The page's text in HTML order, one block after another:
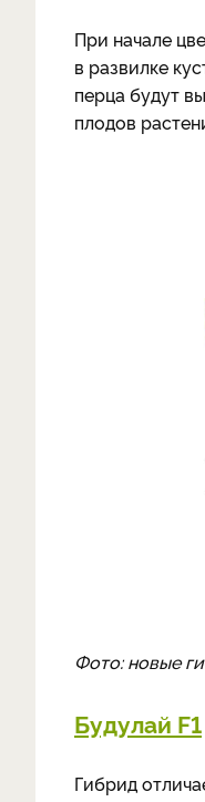
При начале
в развилке
перца будут
плодов
Фото: новые
Будулай F1
Гибрид